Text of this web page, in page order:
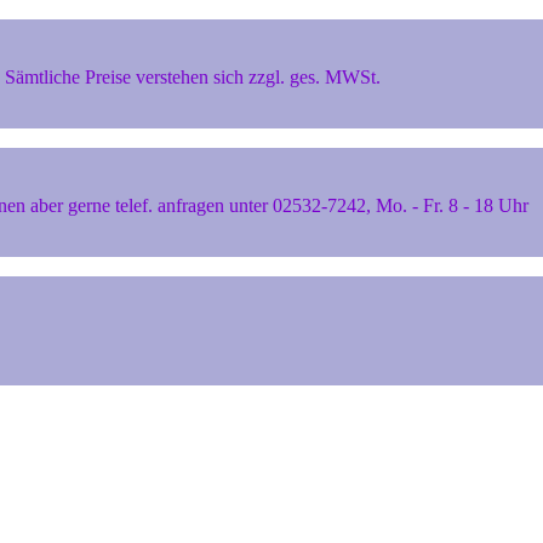
Preise verstehen sich zzgl. ges. MWSt.
aber gerne telef. anfragen unter 02532-7242, Mo. - Fr. 8 - 18 Uhr